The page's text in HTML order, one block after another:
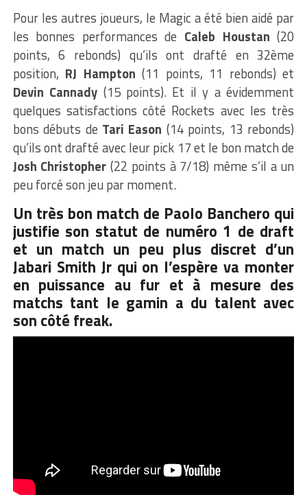
Pour les autres joueurs, le Magic a été bien aidé par
les bonnes performances de Caleb Houstan (20
points, 6 rebonds) qu’ils ont drafté en 32ème
position, RJ Hampton (11 points, 11 rebonds) et
Devin Cannady (15 points). Et il y a évidemment
quelques satisfactions côté Rockets avec les très
bons débuts de Tari Eason (14 points, 13 rebonds)
qu’ils ont drafté avec leur pick 17 et le bon match de
Josh Christopher (22 points à 7/18) même s’il a un
peu forcé son jeu par moment.
Un très bon match de Paolo Banchero qui
justifie son statut de numéro 1 de draft
et un match un peu plus discret d’un
Jabari Smith Jr qui on l’espère va monter
en puissance au fur et à mesure des
matchs tant le gamin a du talent avec
son côté freak.